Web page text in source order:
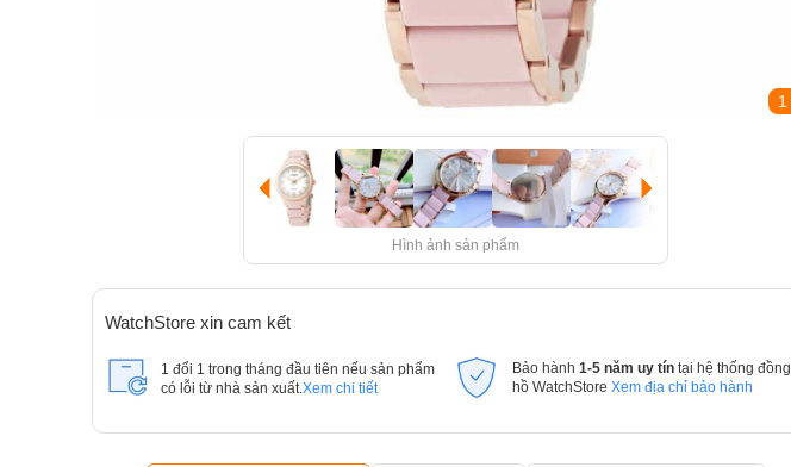
1
Hình ảnh sản phẩm
WatchStore xin cam kết
1 đổi 1 trong tháng đầu tiên nếu sản phẩm
có lỗi từ nhà sản xuất. Xem chi tiết
Bảo hành 1-5 năm uy tín tại hệ thống đồng
hồ WatchStore Xem địa chỉ bảo hành